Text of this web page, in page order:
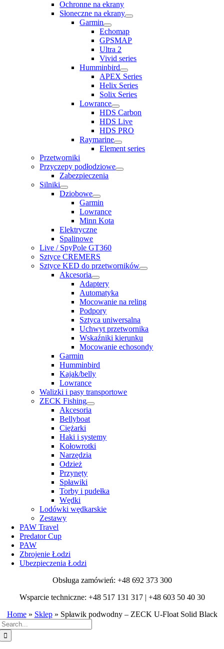
Ochronne na ekrany
Słoneczne na ekrany
Garmin
Echomap
GPSMAP
Ultra 2
Vivid series
Humminbird
APEX Series
Helix Series
Solix Series
Lowrance
HDS Carbon
HDS Live
HDS PRO
Raymarine
Element series
Przetworniki
Przyczepy podłodziowe
Zabezpieczenia
Silniki
Dziobowe
Garmin
Lowrance
Minn Kota
Elektryczne
Spalinowe
Live / SpyPole GT360
Sztyce CREMERS
Sztyce KED do przetworników
Akcesoria
Adaptery
Automatyka
Mocowanie na reling
Podpory
Sztyca uniwersalna
Uchwyt przetwornika
Wskaźniki kierunku
Mocowanie echosondy
Garmin
Humminbird
Kajak/belly
Lowrance
Walizki i pasy transportowe
ZECK Fishing
Akcesoria
Bellyboat
Ciężarki
Haki i systemy
Kołowrotki
Narzędzia
Odzież
Przynęty
Spławiki
Torby i pudełka
Wędki
Lodówki wędkarskie
Zestawy
PAW Travel
Predator Cup
PAW
Zbrojenie Łodzi
Ubezpieczenia Łodzi
Obsługa zamówień: +48 692 373 300
Wsparcie techniczne: +48 517 131 317 | +48 603 50 40 30
Home» Sklep» Spławik podwodny – ZECK U-Float Solid Black